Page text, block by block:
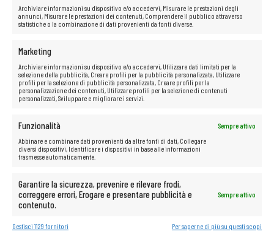
Archiviare informazioni su dispositivo e/o accedervi, Misurare le prestazioni degli
annunci, Misurare le prestazioni dei contenuti, Comprendere il pubblico attraverso
statistiche o la combinazione di dati provenienti da fonti diverse.
Marketing
Archiviare informazioni su dispositivo e/o accedervi, Utilizzare dati limitati per la
selezione della pubblicità, Creare profili per la pubblicità personalizzata, Utilizzare
profili per la selezione di pubblicità personalizzata, Creare profili per la
personalizzazione dei contenuti, Utilizzare profili per la selezione di contenuti
personalizzati, Sviluppare e migliorare i servizi.
Funzionalità
Sempre attivo
Abbinare e combinare dati provenienti da altre fonti di dati, Collegare
diversi dispositivi, Identificare i dispositivi in base alle informazioni
trasmesse automaticamente.
Garantire la sicurezza, prevenire e rilevare frodi,
correggere errori, Erogare e presentare pubblicità e
contenuto.
Sempre attivo
Gestisci 1129 fornitori Per saperne di più su questi scopi
da una pagina web all’altra. Inoltre, questi processori offrono
eccezionali capacità di intrattenimento e una riproduzione fluida di film
in alta definizione.